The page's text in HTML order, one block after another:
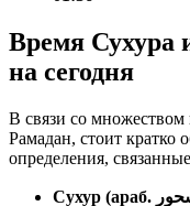
Время Сухура
на сегодня
В связи со множеством
Рамадан, стоит кратко
определения,